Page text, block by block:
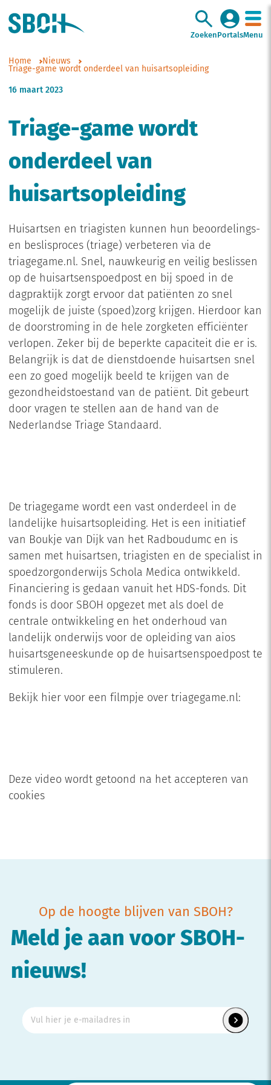
Zoeken PortalsMenu
Home
Nieuws
Triage-game wordt onderdeel van huisartsopleiding
16 maart 2023
Triage-game wordt
onderdeel van
huisartsopleiding
Huisartsen en triagisten kunnen hun beoordelings-
en beslisproces (triage) verbeteren via de
triagegame.nl. Snel, nauwkeurig en veilig beslissen
op de huisartsenspoedpost en bij spoed in de
dagpraktijk zorgt ervoor dat patiënten zo snel
mogelijk de juiste (spoed)zorg krijgen. Hierdoor kan
de doorstroming in de hele zorgketen efficiënter
verlopen. Zeker bij de beperkte capaciteit die er is.
Belangrijk is dat de dienstdoende huisartsen snel
een zo goed mogelijk beeld te krijgen van de
gezondheidstoestand van de patiënt. Dit gebeurt
door vragen te stellen aan de hand van de
Nederlandse Triage Standaard.
De triagegame wordt een vast onderdeel in de
landelijke huisartsopleiding. Het is een initiatief
van Boukje van Dijk van het Radboudumc en is
samen met huisartsen, triagisten en de specialist in
spoedzorgonderwijs Schola Medica ontwikkeld.
Financiering is gedaan vanuit het HDS-fonds. Dit
fonds is door SBOH opgezet met als doel de
centrale ontwikkeling en het onderhoud van
landelijk onderwijs voor de opleiding van aios
huisartsgeneeskunde op de huisartsenspoedpost te
stimuleren.
Bekijk hier voor een filmpje over triagegame.nl:
Deze video wordt getoond na het accepteren van
cookies
Op de hoogte blijven van SBOH?
Meld je aan voor SBOH-
nieuws!